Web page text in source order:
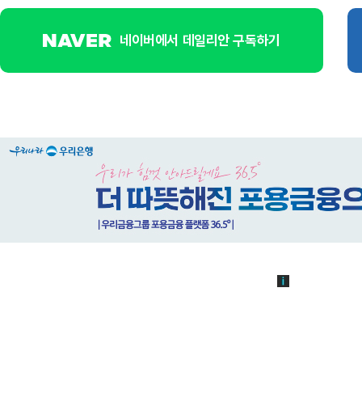
네이버에서 데일리안 구독하기